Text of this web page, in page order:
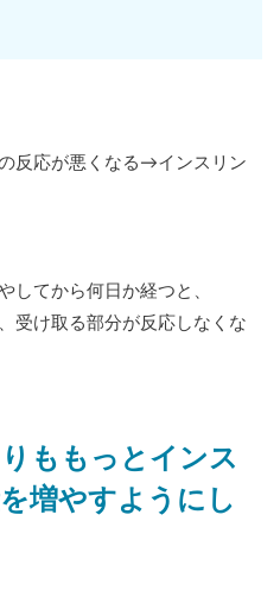
反応が悪くなる→インスリン
してから何日か経つと、
受け取る部分が反応しなくな
ももっとインス
増やすようにし